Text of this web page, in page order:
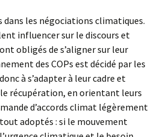
dans les négociations climatiques.
influencer sur le discours et
obligés de s’aligner sur leur
des COPs est décidé par les
à s’adapter à leur cadre et
récupération, en orientant leurs
d’accords climat légèrement
adoptés : si le mouvement